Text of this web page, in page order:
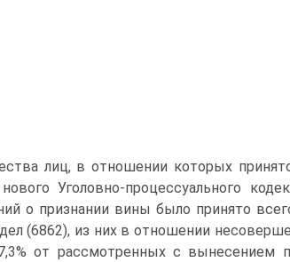
лиц, в отношении которых
Уголовно-процессуального
о признании вины было принято
(6862), из них в отношении
от рассмотренных с вынесением